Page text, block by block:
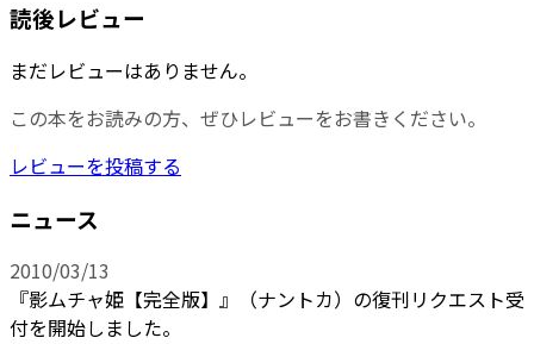
読後レビュー
まだレビューはありません。
この本をお読みの方、ぜひレビューをお書きください。
レビューを投稿する
ニュース
2010/03/13
『影ムチャ姫【完全版】』（ナントカ）の復刊リクエスト受
付を開始しました。